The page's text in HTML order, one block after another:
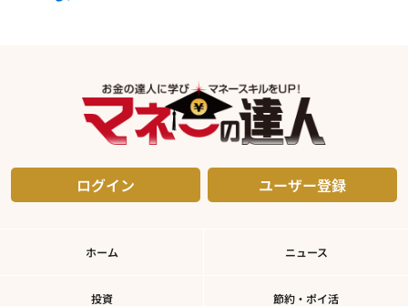
ログイン ユーザー登録
ホーム ニュース
投資 節約・ポイ活